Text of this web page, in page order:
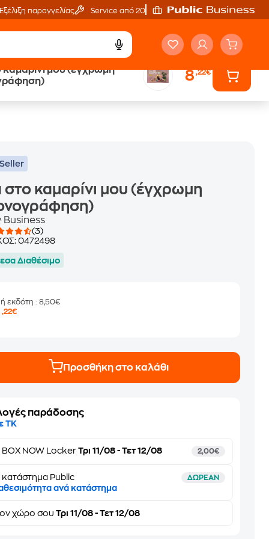
Εξέλιξη παραγγελίας Service από 20'
καμαρίνι μου (έγχρωμη
8,22€
στο καμαρίνι μου (έγχρωμη
Business
(3)
0472498
Διαθέσιμο
εκδότη: 8,50€
,22€
Προσθήκη στο καλάθι
παράδοσης
ΤΚ
BOX NOW Locker Τρι 11/08 - Τετ 12/08 2,00€
κατάστημα Public ΔΩΡΕΑΝ
ανά κατάστημα
χώρο σου Τρι 11/08 - Τετ 12/08